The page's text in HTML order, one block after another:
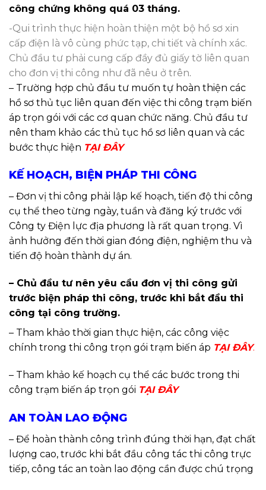
công chứng không quá 03 tháng.
-Qui trình thực hiện hoàn thiện một bộ hồ sơ xin
cấp điện là vô cùng phức tạp, chi tiết và chính xác.
Chủ đầu tư phải cung cấp đầy đủ giấy tờ liên quan
cho đơn vị thi công như đã nêu ở trên.
– Trường hợp chủ đầu tư muốn tự hoàn thiện các
hồ sơ thủ tục liên quan đến việc thi công trạm biến
áp trọn gói với các cơ quan chức năng. Chủ đầu tư
nên tham khảo các thủ tục hồ sơ liên quan và các
bước thực hiện TẠI ĐÂY
KẾ HOẠCH, BIỆN PHÁP THI CÔNG
– Đơn vị thi công phải lập kế hoạch, tiến độ thi công
cụ thể theo từng ngày, tuần và đăng ký trước với
Công ty Điện lực địa phương là rất quan trọng. Vì
ảnh hưởng đến thời gian đóng điện, nghiệm thu và
tiến độ hoàn thành dự án.
– Chủ đầu tư nên yêu cầu đơn vị thi công gửi
trước biện pháp thi công, trước khi bắt đầu thi
công tại công trường.
– Tham khảo thời gian thực hiện, các công việc
chính trong thi công trọn gói trạm biến áp TẠI ĐÂY.
– Tham khảo kế hoạch cụ thể các bước trong thi
công trạm biến áp trọn gói TẠI ĐÂY
AN TOÀN LAO ĐỘNG
– Để hoàn thành công trình đúng thời hạn, đạt chất
lượng cao, trước khi bắt đầu công tác thi công trực
tiếp, công tác an toàn lao động cần được chú trọng